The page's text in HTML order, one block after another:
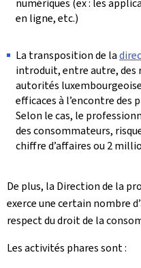
numériques (ex : les
en ligne, etc.)
La transposition de la
introduit, entre autre, des
autorités
efficaces à l’encontre des
Selon le cas, le
des consommateurs,
chiffre d’affaires ou 2
De plus, la Direction de la
exerce une certain nombre
respect du droit de la
Les activités phares sont :